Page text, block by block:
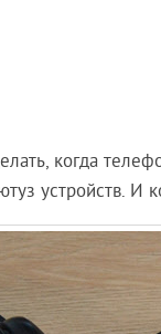
когда
устройств.